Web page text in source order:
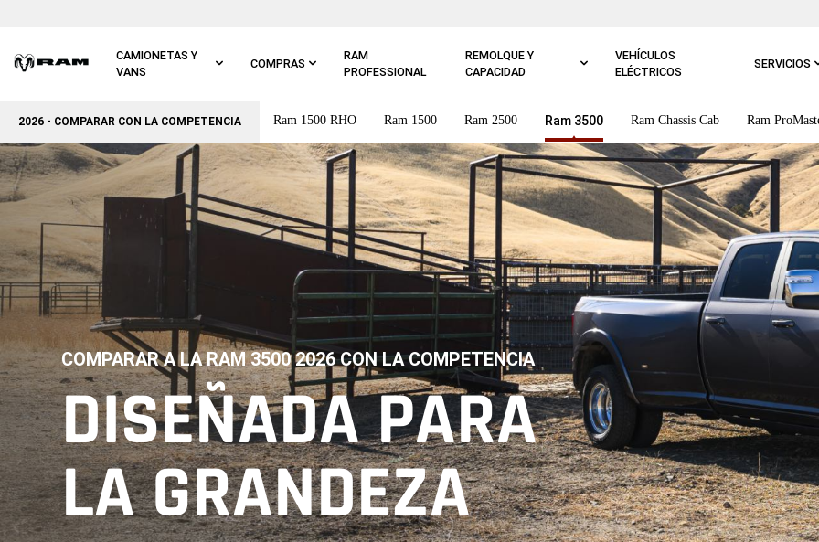
CAMIONETAS Y
VANS
COMPRAS
RAM
PROFESSIONAL
REMOLQUE Y
CAPACIDAD
VEHÍCULOS
ELÉCTRICOS
SERVICIOS
Ir a
principal
2026 - COMPARAR CON LA COMPETENCIA Ram 1500 RHO Ram 1500 Ram 2500 Ram 3500 Ram Chassis Cab Ram
COMPARAR A LA RAM 3500 2026 CON LA COMPETENCIA
,DISEÑADA PARA
LA GRANDEZA